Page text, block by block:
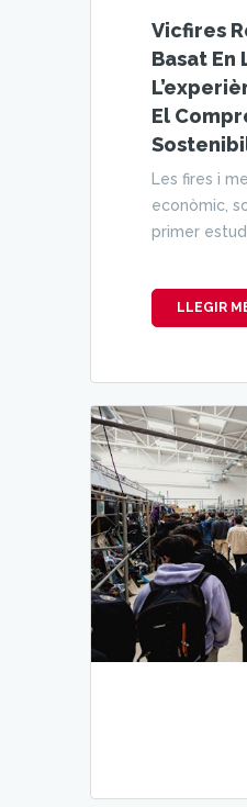
Vicfires
Basat En
El
Les fires i
econòmic,
primer
LLEGIR